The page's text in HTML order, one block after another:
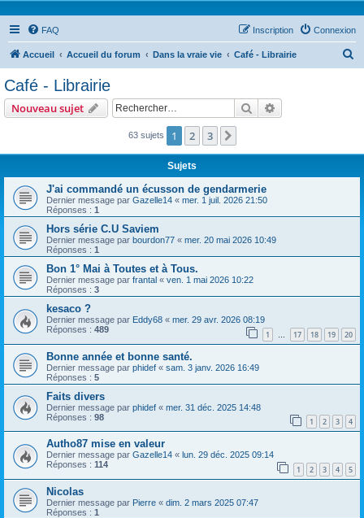
FAQ Connexion
Inscription
Accueil Accueil du forum Dans la vraie vie Café - Librairie
Café - Librairie
Nouveau sujet Rechercher
63 sujets 1 2 3
Sujets
J'ai commandé un écusson de gendarmerie
Dernier message par Gazelle14 « mer. 1 juil. 2026 21:50
Réponses : 1
Hors série C.U Saviem
Dernier message par bourdon77 « mer. 20 mai 2026 10:49
Réponses : 1
Bon 1° Mai à Toutes et à Tous.
Dernier message par frantal « ven. 1 mai 2026 10:22
Réponses : 3
kesaco ?
Dernier message par Eddy68 « mer. 29 avr. 2026 08:19
Réponses : 489 1 … 17 18 19 20
Bonne année et bonne santé.
Dernier message par phidef « sam. 3 janv. 2026 16:49
Réponses : 5
Faits divers
Dernier message par phidef « mer. 31 déc. 2025 14:48
Réponses : 98 1 2 3 4
Autho87 mise en valeur
Dernier message par Gazelle14 « lun. 29 déc. 2025 09:14
Réponses : 114 1 2 3 4 5
Nicolas
Dernier message par Pierre « dim. 2 mars 2025 07:47
Réponses : 1